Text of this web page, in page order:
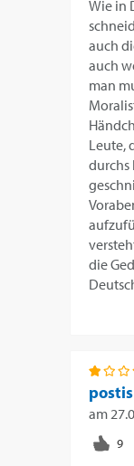
Wie in
auch
auch
man
Leute,
durchs
die
postis
am